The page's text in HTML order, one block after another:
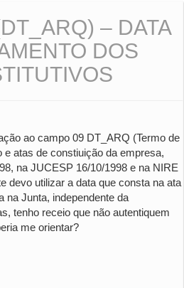
– DATA
DOS
ao campo 09 DT_ARQ (Termo de
e atas de constiuição da empresa,
na JUCESP 16/10/1998 e na NIRE
devo utilizar a data que consta na ata
na Junta, independente da
tenho receio que não autentiquem
me orientar?